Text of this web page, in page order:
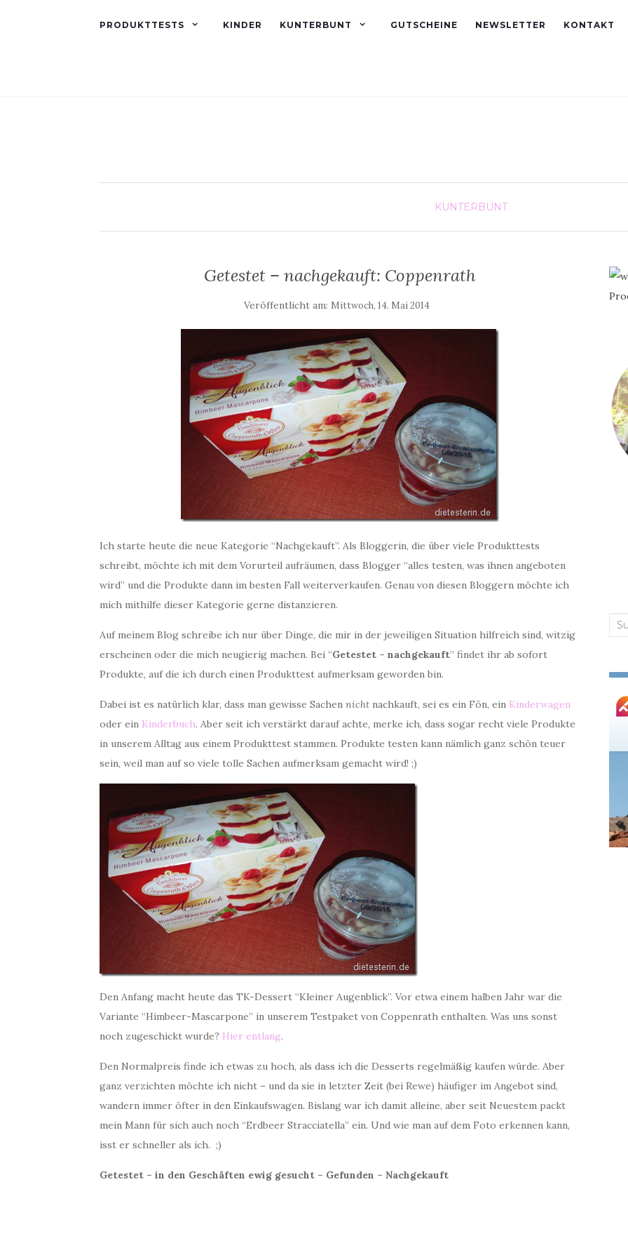
PRODUKTTESTS KINDER KUNTERBUNT GUTSCHEINE NEWSLETTER KONTAKT
KUNTERBUNT
Getestet – nachgekauft: Coppenrath
Veröffentlicht am: Mittwoch, 14. Mai 2014
Ich starte heute die neue Kategorie “Nachgekauft”. Als Bloggerin, die über viele Produkttests
schreibt, möchte ich mit dem Vorurteil aufräumen, dass Blogger “alles testen, was ihnen angeboten
wird” und die Produkte dann im besten Fall weiterverkaufen. Genau von diesen Bloggern möchte ich
mich mithilfe dieser Kategorie gerne distanzieren.
Auf meinem Blog schreibe ich nur über Dinge, die mir in der jeweiligen Situation hilfreich sind, witzig
erscheinen oder die mich neugierig machen. Bei “Getestet – nachgekauft” findet ihr ab sofort
Produkte, auf die ich durch einen Produkttest aufmerksam geworden bin.
Dabei ist es natürlich klar, dass man gewisse Sachen nicht nachkauft, sei es ein Fön, ein Kinderwagen
oder ein Kinderbuch. Aber seit ich verstärkt darauf achte, merke ich, dass sogar recht viele Produkte
in unserem Alltag aus einem Produkttest stammen. Produkte testen kann nämlich ganz schön teuer
sein, weil man auf so viele tolle Sachen aufmerksam gemacht wird! ;)
Den Anfang macht heute das TK-Dessert “Kleiner Augenblick”. Vor etwa einem halben Jahr war die
Variante “Himbeer-Mascarpone” in unserem Testpaket von Coppenrath enthalten. Was uns sonst
noch zugeschickt wurde? Hier entlang.
Den Normalpreis finde ich etwas zu hoch, als dass ich die Desserts regelmäßig kaufen würde. Aber
ganz verzichten möchte ich nicht – und da sie in letzter Zeit (bei Rewe) häufiger im Angebot sind,
wandern immer öfter in den Einkaufswagen. Bislang war ich damit alleine, aber seit Neuestem packt
mein Mann für sich auch noch “Erdbeer Stracciatella” ein. Und wie man auf dem Foto erkennen kann,
isst er schneller als ich. ;)
Getestet – in den Geschäften ewig gesucht – Gefunden – Nachgekauft